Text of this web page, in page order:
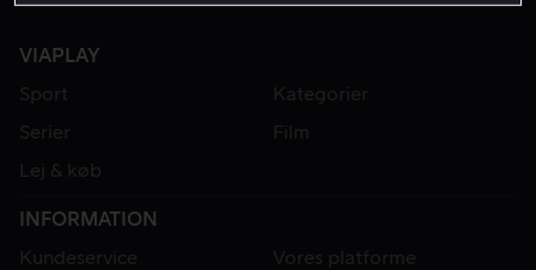
VIAPLAY
Sport
Kategorier
Serier
Film
Lej & køb
INFORMATION
Kundeservice
Vores platforme